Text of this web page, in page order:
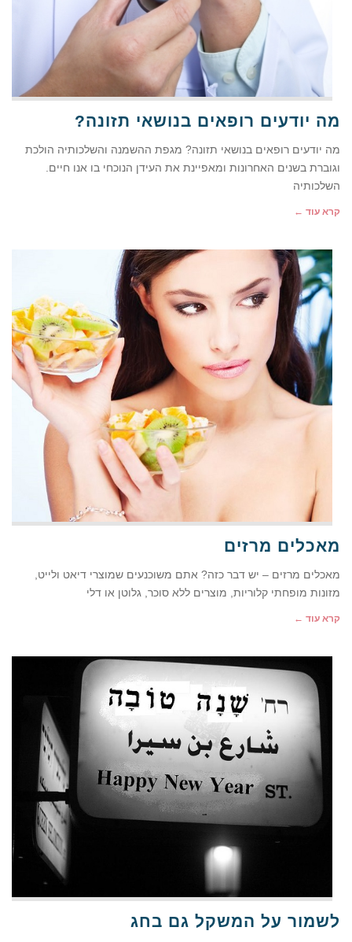
מה יודעים רופאים בנושאי תזונה?
מה יודעים רופאים בנושאי תזונה? מגפת ההשמנה והשלכותיה הולכת
וגוברת בשנים האחרונות ומאפיינת את העידן הנוכחי בו אנו חיים.
השלכותיה
קרא עוד ←
מאכלים מרזים
מאכלים מרזים – יש דבר כזה? אתם משוכנעים שמוצרי דיאט ולייט,
מזונות מופחתי קלוריות, מוצרים ללא סוכר, גלוטן או דלי
קרא עוד ←
לשמור על המשקל גם בחג